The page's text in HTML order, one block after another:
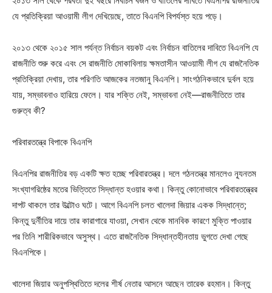
যে প্রতিক্রিয়া আওয়ামী লীগ দেখিয়েছে, তাতে বিএনপি বিপর্যস্ত হয়ে পড়ে।
২০১৩ থেকে ২০১৫ সাল পর্যন্ত নির্বাচন বয়কট এবং নির্বাচন বাতিলের দাবিতে বিএনপি যে
রাজনীতি শুরু করে এবং সে রাজনীতি মোকাবিলায় ক্ষমতাসীন আওয়ামী লীগ যে রাজনৈতিক
প্রতিক্রিয়া দেখায়, তার পরিণতি আজকের নতজানু বিএনপি। সাংগঠনিকভাবে দুর্বল হয়ে
যায়, সম্ভাবনাও হারিয়ে ফেলে। যার শক্তি নেই, সম্ভাবনা নেই—রাজনীতিতে তার
গুরুত্ব কী?
পরিবারতন্ত্রে বিপাকে বিএনপি
বিএনপির রাজনীতির বড় একটি ক্ষত হচ্ছে পরিবারতন্ত্র। দলে গঠনতন্ত্র মানলেও ন্যূনতম
সংখ্যাগরিষ্ঠের মতের ভিত্তিতে সিদ্ধান্ত হওয়ার কথা। কিন্তু কোনোভাবে পরিবারতন্ত্রের
দাপট থাকলে তার উল্টোও ঘটে। আগে বিএনপি চলত খালেদা জিয়ার একক সিদ্ধান্তে;
কিন্তু দুর্নীতির দায়ে তার কারাগারে যাওয়া, সেখান থেকে মানবিক কারণে মুক্তি পাওয়ার
পর তিনি শারীরিকভাবে অসুস্থ। এতে রাজনৈতিক সিদ্ধান্তহীনতায় ভুগতে দেখা গেছে
বিএনপিকে।
খালেদা জিয়ার অনুপস্থিতিতে দলের শীর্ষ নেতার আসনে আছেন তারেক রহমান। কিন্তু